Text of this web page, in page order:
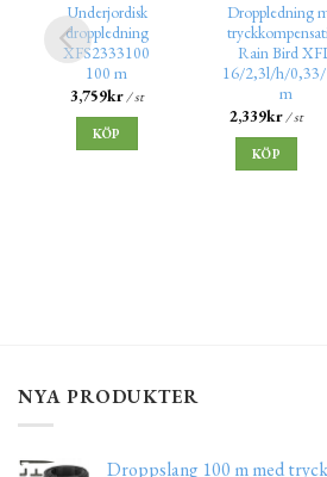
Underjordisk
droppledning
XFS2333100
100 m
3,759kr/ st
KÖP
Droppledning
Rain Bird
16/2,3l/h/
m
2,339kr / st
KÖP
NYA PRODUKTER
Droppslang 100 m med